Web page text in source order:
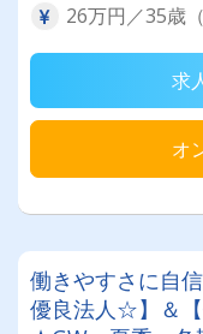
26万円／35歳
求
オ
働きやすさに自
優良法人☆】＆